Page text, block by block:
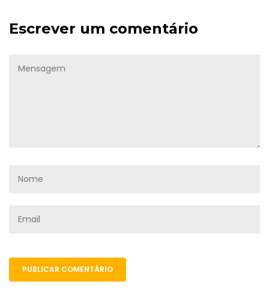
Escrever um comentário
PUBLICAR COMENTÁRIO